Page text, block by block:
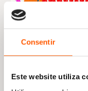
Consentir
Este website utiliza
7,69€O
era:
7,69 €.
6,92€
é:
Joe Potter